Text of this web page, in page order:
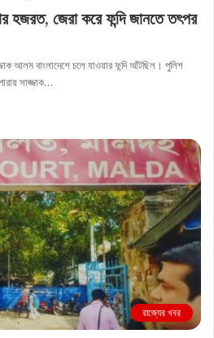
হজরত, জেরা করে ফন্দি জানতে তৎপর
বাংলাদেশে চলে যাওয়ার ফন্দি আঁটছিল। পুলিশ
সাজ্জাক…
রাজ্যের খবর